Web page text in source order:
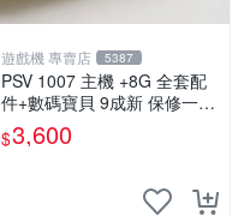
遊戲機 專賣店 5387
PSV 1007 主機 +8G 全套配
件+數碼寶貝 9成新 保修一年
品質有保障 psvita
$3,600